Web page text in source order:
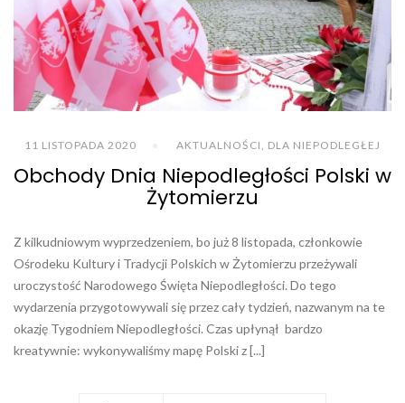
11 LISTOPADA 2020 AKTUALNOŚCI DLA NIEPODLEGŁEJ
Obchody Dnia Niepodległości Polski w
Żytomierzu
Z kilkudniowym wyprzedzeniem, bo już 8 listopada, członkowie
Ośrodeku Kultury i Tradycji Polskich w Żytomierzu przeżywali
uroczystość Narodowego Święta Niepodległości. Do tego
wydarzenia przygotowywali się przez cały tydzień, nazwanym na te
okazję Tygodniem Niepodległości. Czas upłynął bardzo
kreatywnie: wykonywaliśmy mapę Polski z [...]